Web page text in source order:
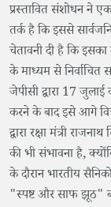
प्रस्तावित संशोधन ने
तर्क है कि इससे
चेतावनी दी है कि
के माध्यम से
जेपीसी द्वारा 17
करने के बाद इसे आगे
द्वारा रक्षा मंत्री
की भी संभावना है,
के दौरान भारतीय
"स्पष्ट और साफ झूठ"